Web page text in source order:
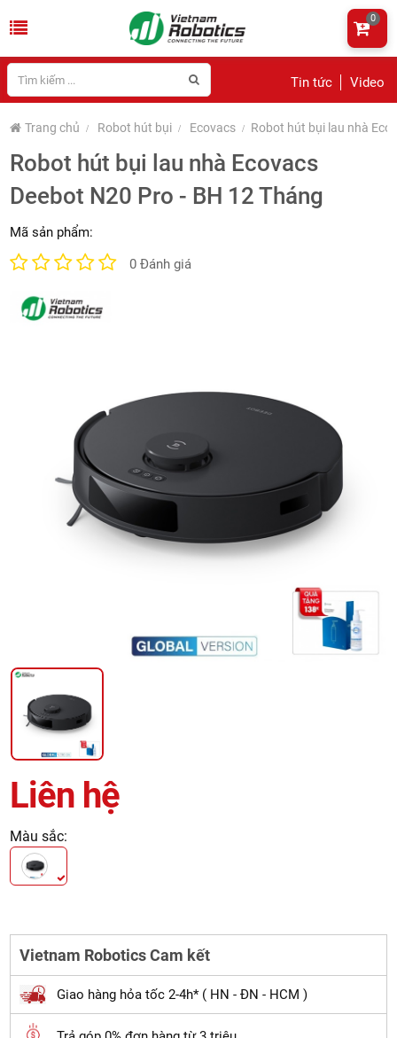
Tin tức Video
0
Trang chủ Robot hút bụi Ecovacs Robot hút bụi lau nhà
Robot hút bụi lau nhà Ecovacs
Deebot N20 Pro - BH 12 Tháng
Mã sản phẩm:
0 Đánh giá
Liên hệ
Màu sắc:
Vietnam Robotics Cam kết
Giao hàng hỏa tốc 2-4h* ( HN - ĐN - HCM )